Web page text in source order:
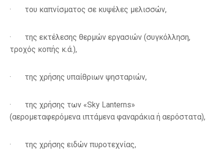
· του καπνίσματος σε κυψέλες μελισσών,
· της εκτέλεσης θερμών εργασιών (συγκόλληση,
τροχός κοπής κ.ά.),
· της χρήσης υπαίθριων ψησταριών,
· της χρήσης των «Sky Lanterns»
(αερομεταφερόμενα ιπτάμενα φαναράκια ή αερόστατα),
· της χρήσης ειδών πυροτεχνίας,